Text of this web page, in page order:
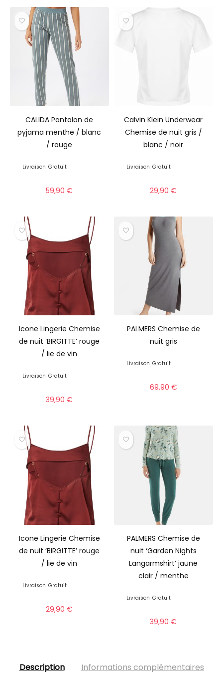
CALIDA Pantalon de
pyjama menthe / blanc
/ rouge
Livraison Gratuit
59,90€
Calvin Klein Underwear
Chemise de nuit gris /
blanc / noir
Livraison Gratuit
29,90€
Icone Lingerie Chemise
de nuit ‘BIRGITTE’ rouge
/ lie de vin
Livraison Gratuit
39,90€
PALMERS Chemise de
nuit gris
Livraison Gratuit
69,90 €
Icone Lingerie Chemise
de nuit ‘BIRGITTE’ rouge
/ lie de vin
Livraison Gratuit
29,90€
PALMERS Chemise de
nuit ‘Garden Nights
Langarmshirt’ jaune
clair / menthe
Livraison Gratuit
39,90€
Description Informations complémentaires